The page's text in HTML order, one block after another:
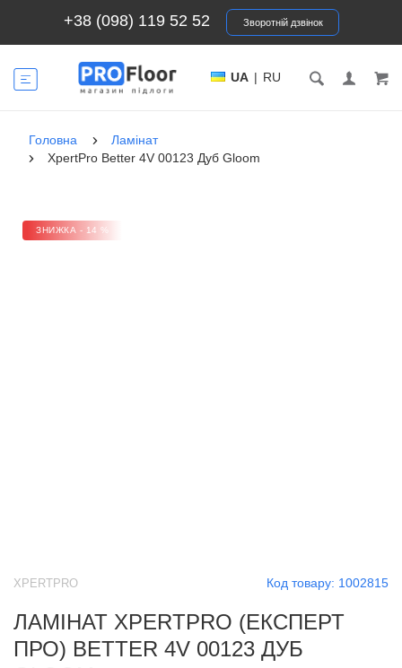
+38 (098) 119 52 52 Зворотній дзвінок
UA | RU
Головна
Ламінат
XpertPro Better 4V 00123 Дуб Gloom
ЗНИЖКА - 14 %
Код товару: 1002815
XPERTPRO
ЛАМІНАТ XPERTPRO (ЕКСПЕРТ
ПРО) BETTER 4V 00123 ДУБ